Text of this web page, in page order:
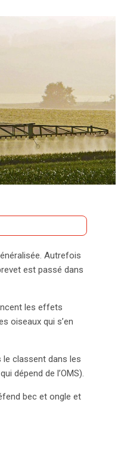
à
pays. Une
200
Ce
notamment
de
informations
naviguer entre
L’affaire
Autrefois
est passé dans
les effets
oiseaux qui s’en
le classent dans les
dépend de l’OMS).
bec et ongle et